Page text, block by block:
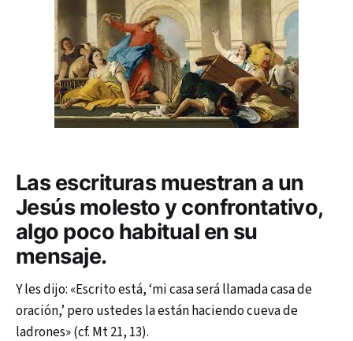
Las escrituras muestran a un
Jesús molesto y confrontativo,
algo poco habitual en su
mensaje.
Y les dijo: «Escrito está, ‘mi casa será llamada casa de
oración,’ pero ustedes la están haciendo cueva de
ladrones» (cf. Mt 21, 13).